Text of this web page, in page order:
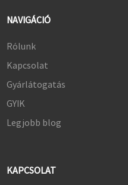
NAVIGÁCIÓ
Rólunk
Kapcsolat
Gyárlátogatás
GYIK
Legjobb blog
KAPCSOLAT